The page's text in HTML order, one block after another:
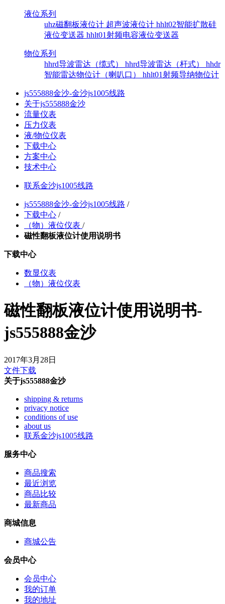
液位系列
uhz磁翻板液位计 超声波液位计 hhlt02智能扩散硅
液位变送器 hhlt01射频电容液位变送器
物位系列
hhrd导波雷达（缆式） hhrd导波雷达（杆式） hhdr
智能雷达物位计（喇叭口） hhlt01射频导纳物位计
js555888金沙-金沙js1005线路
关于js555888金沙
流量仪表
压力仪表
液/物位仪表
下载中心
方案中心
技术中心
联系金沙js1005线路
js555888金沙-金沙js1005线路 /
下载中心 /
（物）液位仪表 /
磁性翻板液位计使用说明书
下载中心
数显仪表
（物）液位仪表
磁性翻板液位计使用说明书-
js555888金沙
2017年3月28日
文件下载
关于js555888金沙
shipping & returns
privacy notice
conditions of use
about us
联系金沙js1005线路
服务中心
商品搜索
最近浏览
商品比较
最新商品
商城信息
商城公告
会员中心
会员中心
我的订单
我的地址